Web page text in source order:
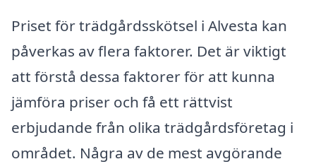
Priset för trädgårdsskötsel i Alvesta kan
påverkas av flera faktorer. Det är viktigt
att förstå dessa faktorer för att kunna
jämföra priser och få ett rättvist
erbjudande från olika trädgårdsföretag i
området. Några av de mest avgörande